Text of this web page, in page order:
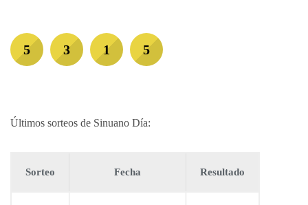
5 3 1 5
Últimos sorteos de Sinuano Día:
Sorteo Fecha Resultado